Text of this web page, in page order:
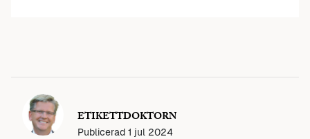
ETIKETTDOKTORN
Publicerad 1 jul 2024